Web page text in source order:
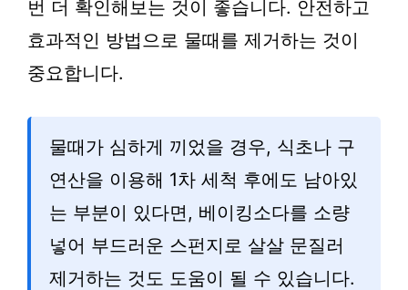
번 더 확인해보는 것이 좋습니다. 안전하고
효과적인 방법으로 물때를 제거하는 것이
중요합니다.
물때가 심하게 끼었을 경우, 식초나 구
연산을 이용해 1차 세척 후에도 남아있
는 부분이 있다면, 베이킹소다를 소량
넣어 부드러운 스펀지로 살살 문질러
제거하는 것도 도움이 될 수 있습니다.